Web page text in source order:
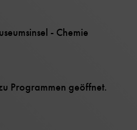
- Chemie
Programmen geöffnet.